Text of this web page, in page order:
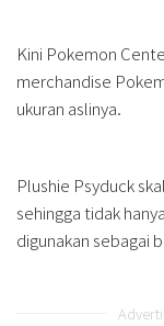
Kini Pokemon
merchandise
ukuran aslinya.
Plushie Psyduck
sehingga tidak
digunakan sebagai